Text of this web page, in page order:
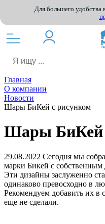
Для большего удобства
Главная
О компании
Новости
Шары БиКей с рисунком
Шары БиКей
29.08.2022 Сегодня мы
марки Бикей с
Эти дизайны заслуженно
одинаково превосходно в
Рекомендуем добавить их в
еще не сделали.